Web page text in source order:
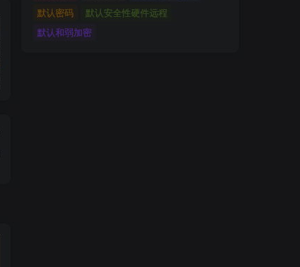
默认密码
默认安全性硬件远程
默认和弱加密